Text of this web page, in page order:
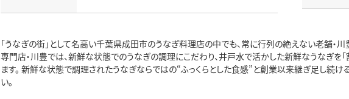
「うなぎの街」として名高い千葉県成田市のうなぎ料理店の中でも、常に行列の絶えない老舗・
専門店・川豊では、新鮮な状態でのうなぎの調理にこだわり、井戸水で活かした新鮮なうなぎを「
ます。 新鮮な状態で調理されたうなぎならではの“ふっくらとした食感”と創業以来継ぎ足し続
い。